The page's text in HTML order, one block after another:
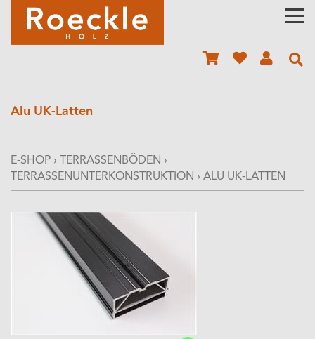
Alu UK-Latten
E-SHOP › TERRASSENBÖDEN ›
TERRASSENUNTERKONSTRUKTION › ALU UK-LATTEN